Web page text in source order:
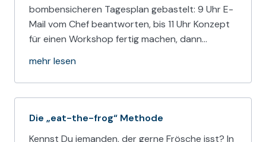
bombensicheren Tagesplan gebastelt: 9 Uhr E-
Mail vom Chef beantworten, bis 11 Uhr Konzept
für einen Workshop fertig machen, dann…
mehr lesen
Die „eat-the-frog“ Methode
Kennst Du jemanden, der gerne Frösche isst? In